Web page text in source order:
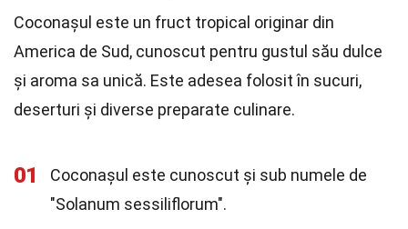
Coconașul este un fruct tropical originar din
America de Sud, cunoscut pentru gustul său dulce
și aroma sa unică. Este adesea folosit în sucuri,
deserturi și diverse preparate culinare.
01
Coconașul este cunoscut și sub numele de
"Solanum sessiliflorum".